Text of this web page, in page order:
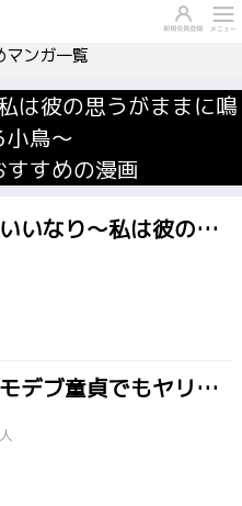
マンガ一覧
は彼の思うがままに鳴
小鳥～
すめの漫画
セイレーンのいいなり～私は彼の思うがままに鳴かされる小鳥～
アヘドル～キモデブ童貞でもヤリ放題出し放題～